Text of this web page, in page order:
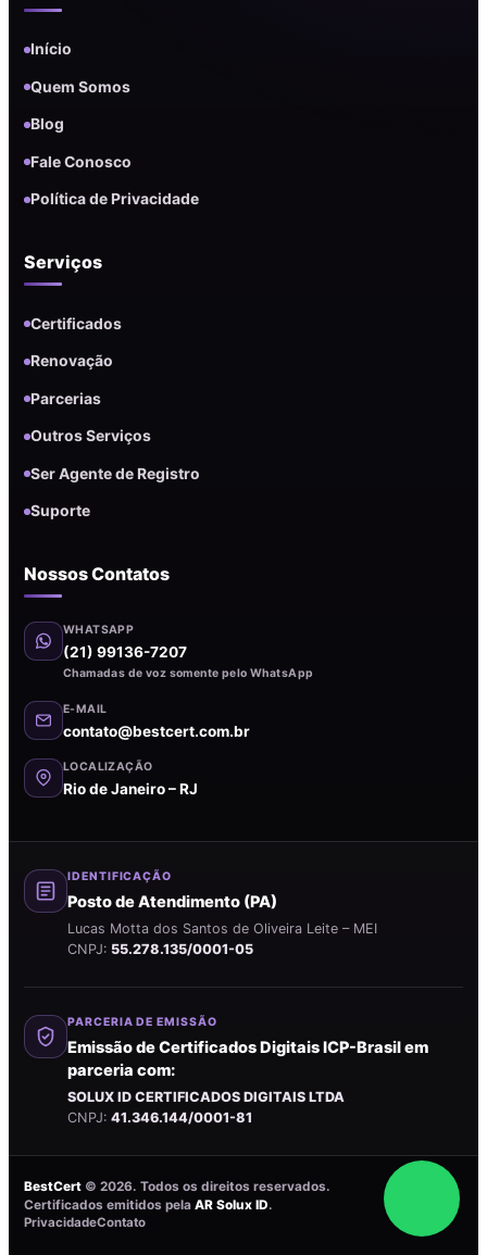
Início
Quem Somos
Blog
Fale Conosco
Política de Privacidade
Serviços
Certificados
Renovação
Parcerias
Outros Serviços
Ser Agente de Registro
Suporte
Nossos Contatos
WHATSAPP
(21) 99136-7207
Chamadas de voz somente pelo WhatsApp
E-MAIL
contato@bestcert.com.br
LOCALIZAÇÃO
Rio de Janeiro – RJ
IDENTIFICAÇÃO
Posto de Atendimento (PA)
Lucas Motta dos Santos de Oliveira Leite – MEI
CNPJ: 55.278.135/0001-05
PARCERIA DE EMISSÃO
Emissão de Certificados Digitais ICP-Brasil em
parceria com:
SOLUX ID CERTIFICADOS DIGITAIS LTDA
CNPJ: 41.346.144/0001-81
BestCert © 2026. Todos os direitos reservados.
Certificados emitidos pela AR Solux ID.
PrivacidadeContato